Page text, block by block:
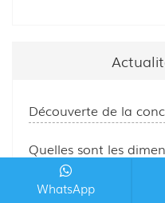
Découverte de la
Quelles sont les
tente typique pour le
WhatsApp